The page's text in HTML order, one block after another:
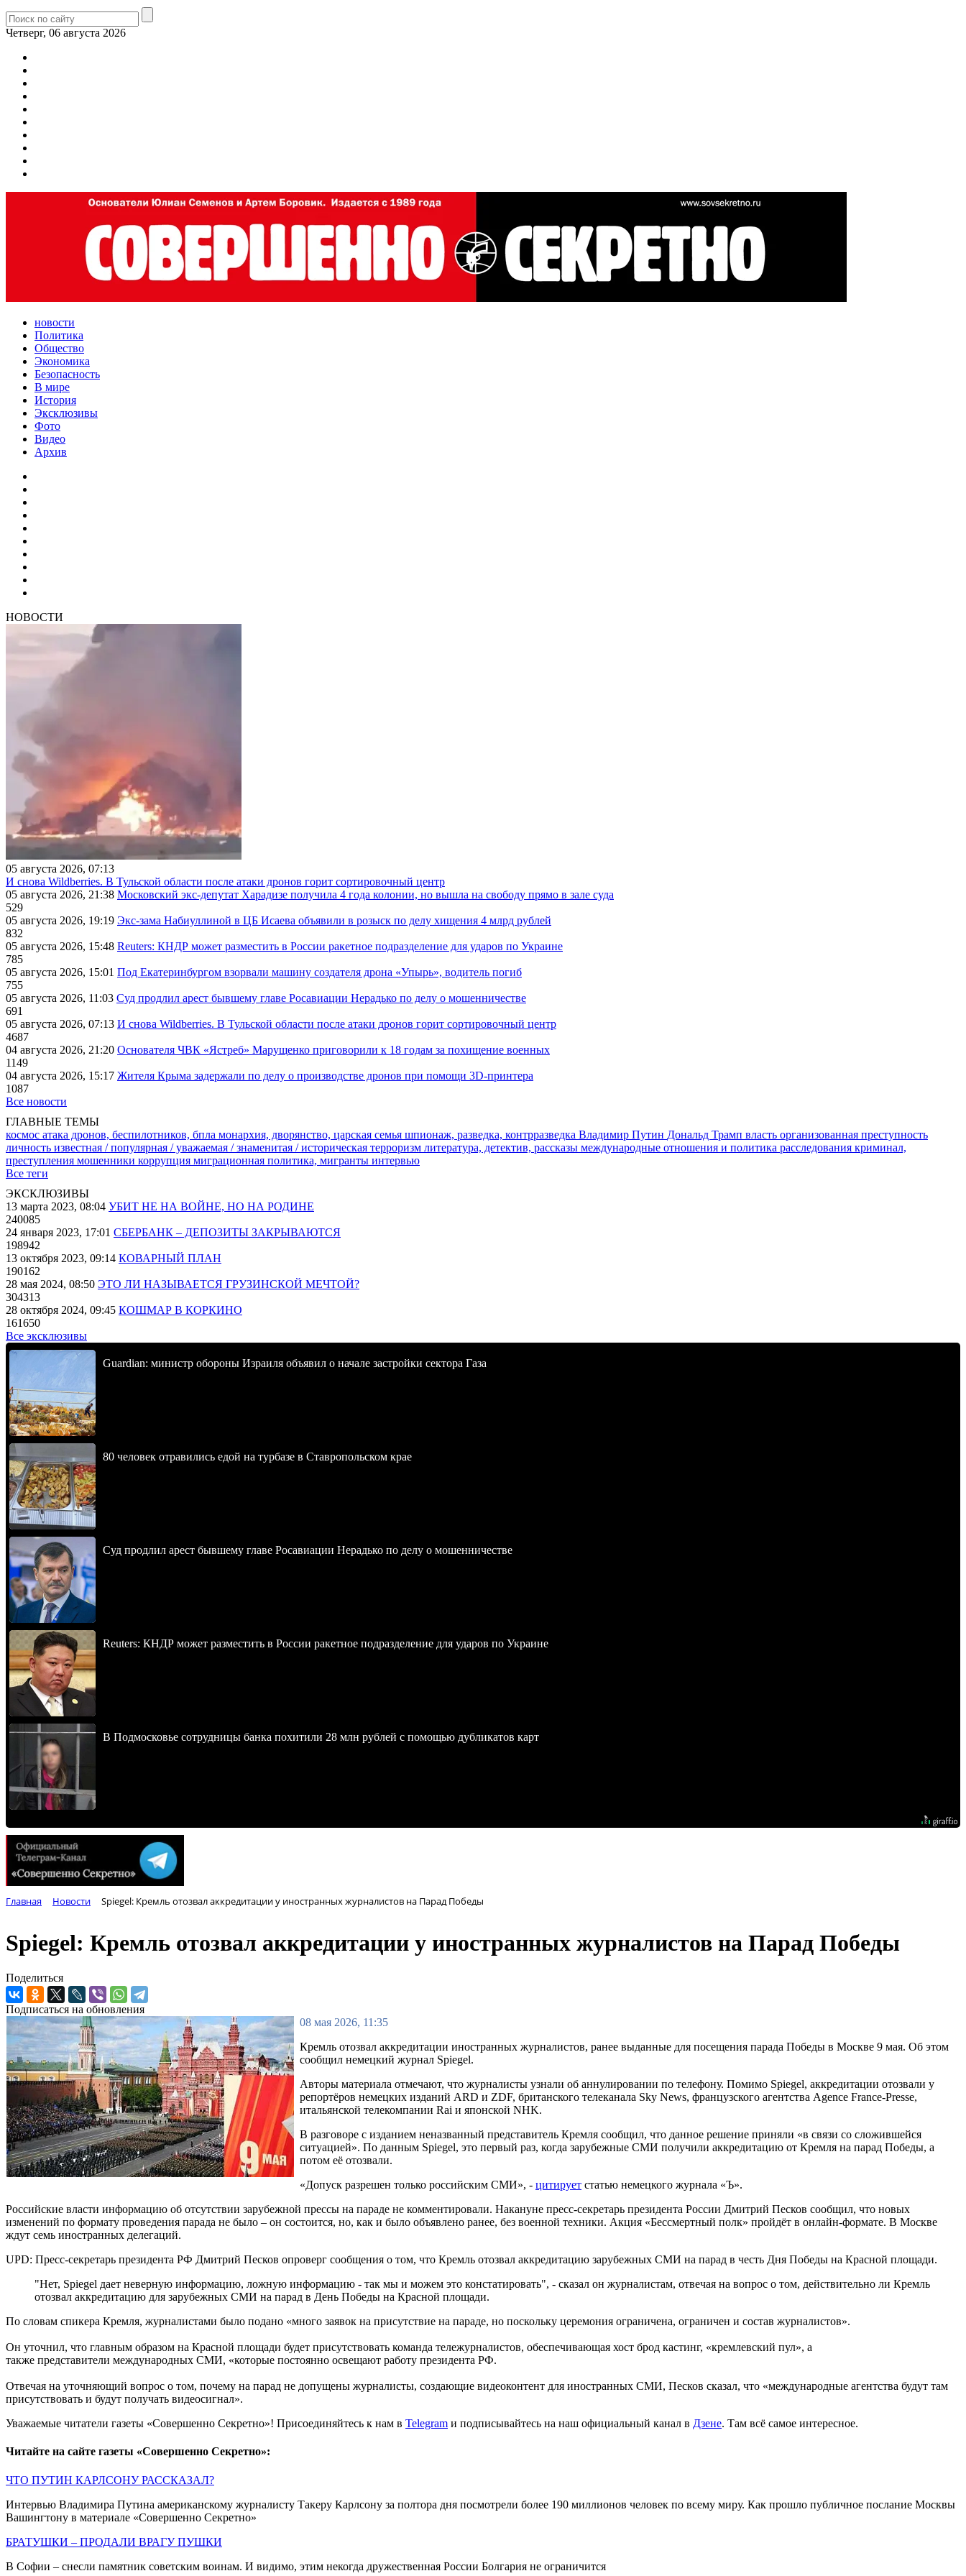
Четверг, 06 августа 2026
новости
Политика
Общество
Экономика
Безопасность
В мире
История
Эксклюзивы
Фото
Видео
Архив
НОВОСТИ
05 августа 2026, 07:13
И снова Wildberries. В Тульской области после атаки дронов горит сортировочный центр
05 августа 2026, 21:38 Московский экс-депутат Харадизе получила 4 года колонии, но вышла на свободу прямо в зале суда
529
05 августа 2026, 19:19 Экс-зама Набиуллиной в ЦБ Исаева объявили в розыск по делу хищения 4 млрд рублей
832
05 августа 2026, 15:48 Reuters: КНДР может разместить в России ракетное подразделение для ударов по Украине
785
05 августа 2026, 15:01 Под Екатеринбургом взорвали машину создателя дрона «Упырь», водитель погиб
755
05 августа 2026, 11:03 Суд продлил арест бывшему главе Росавиации Нерадько по делу о мошенничестве
691
05 августа 2026, 07:13 И снова Wildberries. В Тульской области после атаки дронов горит сортировочный центр
4687
04 августа 2026, 21:20 Основателя ЧВК «Ястреб» Марущенко приговорили к 18 годам за похищение военных
1149
04 августа 2026, 15:17 Жителя Крыма задержали по делу о производстве дронов при помощи 3D‑принтера
1087
Все новости
ГЛАВНЫЕ ТЕМЫ
космос атака дронов, беспилотников, бпла монархия, дворянство, царская семья шпионаж, разведка, контрразведка Владимир Путин Дональд Трамп власть организованная преступность
личность известная / популярная / уважаемая / знаменитая / историческая терроризм литература, детектив, рассказы международные отношения и политика расследования криминал,
преступления мошенники коррупция миграционная политика, мигранты интервью
Все теги
ЭКСКЛЮЗИВЫ
13 марта 2023, 08:04 УБИТ НЕ НА ВОЙНЕ, НО НА РОДИНЕ
240085
24 января 2023, 17:01 СБЕРБАНК – ДЕПОЗИТЫ ЗАКРЫВАЮТСЯ
198942
13 октября 2023, 09:14 КОВАРНЫЙ ПЛАН
190162
28 мая 2024, 08:50 ЭТО ЛИ НАЗЫВАЕТСЯ ГРУЗИНСКОЙ МЕЧТОЙ?
304313
28 октября 2024, 09:45 КОШМАР В КОРКИНО
161650
Все эксклюзивы
Guardian: министр обороны Израиля объявил о начале застройки сектора Газа
80 человек отравились едой на турбазе в Ставропольском крае
Суд продлил арест бывшему главе Росавиации Нерадько по делу о мошенничестве
Reuters: КНДР может разместить в России ракетное подразделение для ударов по Украине
В Подмосковье сотрудницы банка похитили 28 млн рублей с помощью дубликатов карт
Главная Новости Spiegel: Кремль отозвал аккредитации у иностранных журналистов на Парад Победы
Spiegel: Кремль отозвал аккредитации у иностранных журналистов на Парад Победы
Поделиться
Подписаться на обновления
08 мая 2026, 11:35
Кремль отозвал аккредитации иностранных журналистов, ранее выданные для посещения парада Победы в Москве 9 мая. Об этом
сообщил немецкий журнал Spiegel.
Авторы материала отмечают, что журналисты узнали об аннулировании по телефону. Помимо Spiegel, аккредитации отозвали у
репортёров немецких изданий ARD и ZDF, британского телеканала Sky News, французского агентства Agence France-Presse,
итальянской телекомпании Rai и японской NHK.
В разговоре с изданием неназванный представитель Кремля сообщил, что данное решение приняли «в связи со сложившейся
ситуацией». По данным Spiegel, это первый раз, когда зарубежные СМИ получили аккредитацию от Кремля на парад Победы, а
потом её отозвали.
«Допуск разрешен только российским СМИ», - цитирует статью немецкого журнала «Ъ».
Российские власти информацию об отсутствии зарубежной прессы на параде не комментировали. Накануне пресс-секретарь президента России Дмитрий Песков сообщил, что новых
изменений по формату проведения парада не было – он состоится, но, как и было объявлено ранее, без военной техники. Акция «Бессмертный полк» пройдёт в онлайн-формате. В Москве
ждут семь иностранных делегаций.
UPD: Пресс-секретарь президента РФ Дмитрий Песков опроверг сообщения о том, что Кремль отозвал аккредитацию зарубежных СМИ на парад в честь Дня Победы на Красной площади.
"Нет, Spiegel дает неверную информацию, ложную информацию - так мы и можем это констатировать", - сказал он журналистам, отвечая на вопрос о том, действительно ли Кремль
отозвал аккредитацию для зарубежных СМИ на парад в День Победы на Красной площади.
По словам спикера Кремля, журналистами было подано «много заявок на присутствие на параде, но поскольку церемония ограничена, ограничен и состав журналистов».
Он уточнил, что главным образом на Красной площади будет присутствовать команда тележурналистов, обеспечивающая хост брод кастинг, «кремлевский пул», а
также представители международных СМИ, «которые постоянно освещают работу президента РФ.
Отвечая на уточняющий вопрос о том, почему на парад не допущены журналисты, создающие видеоконтент для иностранных СМИ, Песков сказал, что «международные агентства будут там
присутствовать и будут получать видеосигнал».
Уважаемые читатели газеты «Совершенно Секретно»! Присоединяйтесь к нам в Telegram и подписывайтесь на наш официальный канал в Дзене. Там всё самое интересное.
Читайте на сайте газеты «Совершенно Секретно»:
ЧТО ПУТИН КАРЛСОНУ РАССКАЗАЛ?
Интервью Владимира Путина американскому журналисту Такеру Карлсону за полтора дня посмотрели более 190 миллионов человек по всему миру. Как прошло публичное послание Москвы
Вашингтону в материале «Совершенно Секретно»
БРАТУШКИ – ПРОДАЛИ ВРАГУ ПУШКИ
В Софии – снесли памятник советским воинам. И видимо, этим некогда дружественная России Болгария не ограничится